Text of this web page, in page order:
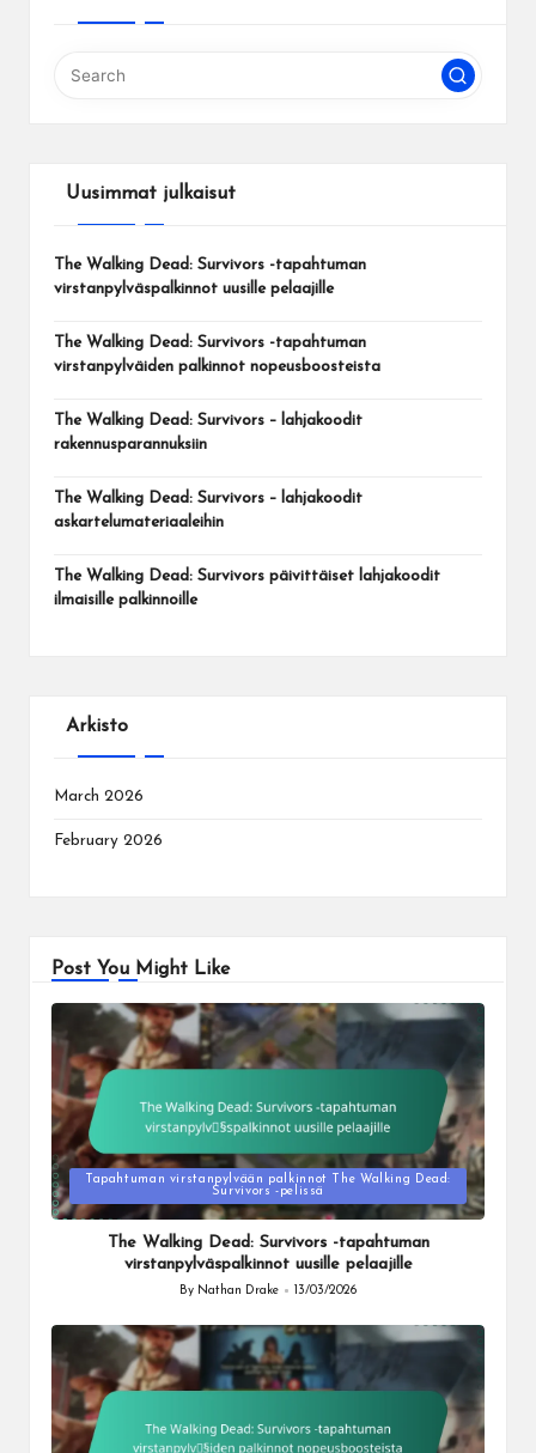
Uusimmat julkaisut
The Walking Dead: Survivors -tapahtuman
virstanpylväspalkinnot uusille pelaajille
The Walking Dead: Survivors -tapahtuman
virstanpylväiden palkinnot nopeusboosteista
The Walking Dead: Survivors – lahjakoodit
rakennusparannuksiin
The Walking Dead: Survivors – lahjakoodit
askartelumateriaaleihin
The Walking Dead: Survivors päivittäiset lahjakoodit
ilmaisille palkinnoille
Arkisto
March 2026
February 2026
Post You Might Like
Posted
in
Tapahtuman virstanpylvään palkinnot The Walking Dead:
Survivors -pelissä
The Walking Dead: Survivors -tapahtuman
virstanpylväspalkinnot uusille pelaajille
Posted
By Nathan Drake 13/03/2026